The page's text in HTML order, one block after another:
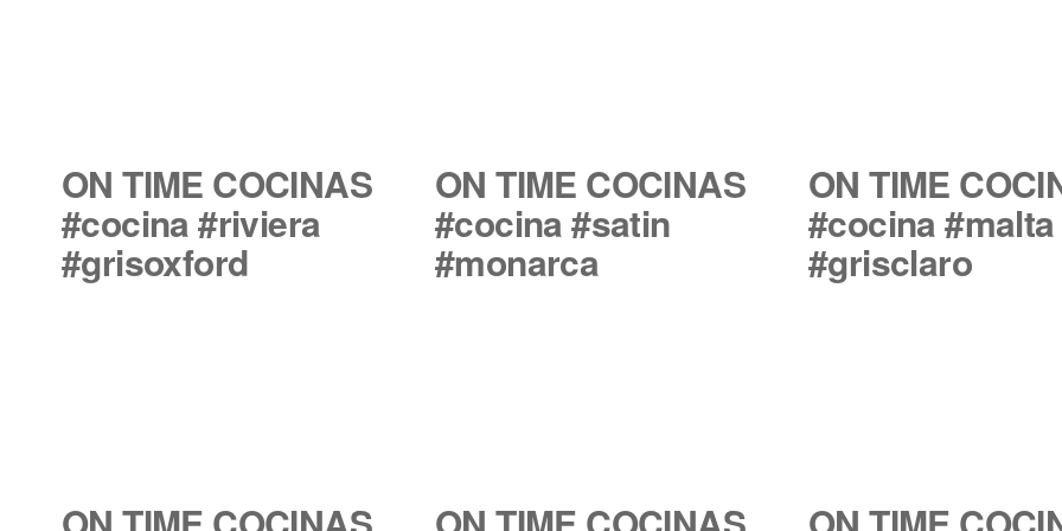
ON TIME COCINAS
#cocina #riviera
#grisoxford
ON TIME COCINAS
#cocina #satin
#monarca
ON TIME
#cocina #malta
#grisclaro